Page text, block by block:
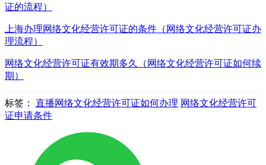
证的流程）
上海办理网络文化经营许可证的条件（网络文化经营许可证办
理流程）
网络文化经营许可证有效期多久（网络文化经营许可证如何续
期）
标签： 直播网络文化经营许可证如何办理 网络文化经营许可
证申请条件